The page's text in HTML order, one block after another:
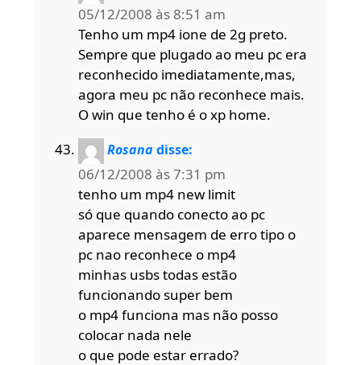
05/12/2008 às 8:51 am
Tenho um mp4 ione de 2g preto.
Sempre que plugado ao meu pc era
reconhecido imediatamente,mas,
agora meu pc não reconhece mais.
O win que tenho é o xp home.
Rosana disse:
06/12/2008 às 7:31 pm
tenho um mp4 new limit
só que quando conecto ao pc
aparece mensagem de erro tipo o
pc nao reconhece o mp4
minhas usbs todas estão
funcionando super bem
o mp4 funciona mas não posso
colocar nada nele
o que pode estar errado?